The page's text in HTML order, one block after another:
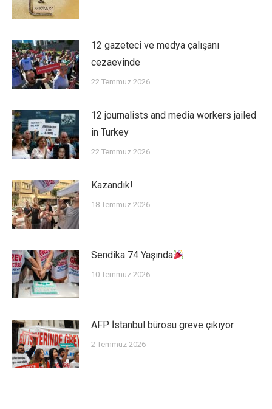
12 gazeteci ve medya çalışanı
cezaevinde
22 Temmuz 2026
12 journalists and media workers jailed
in Turkey
22 Temmuz 2026
Kazandık!
18 Temmuz 2026
Sendika 74 Yaşında
10 Temmuz 2026
AFP İstanbul bürosu greve çıkıyor
2 Temmuz 2026